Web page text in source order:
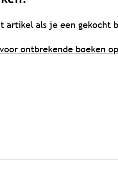
artikel als je een gekocht
ontbrekende boeken